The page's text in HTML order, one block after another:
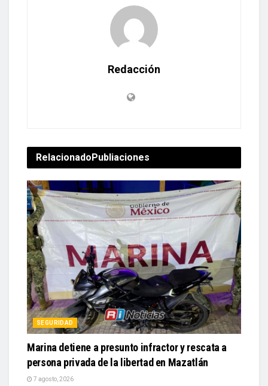
Redacción
RelacionadoPubliaciones
SEGURIDAD
Marina detiene a presunto infractor y rescata a
persona privada de la libertad en Mazatlán
7 agosto, 2026